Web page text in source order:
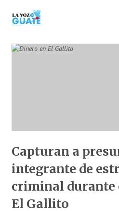
Capturan a
integrante de
criminal durante
El Gallito